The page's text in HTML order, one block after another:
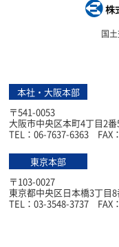
国
本社・大阪本部
〒541-0053
大阪市中央区本町4丁目2
TEL：06-7637-6363 FAX
東京本部
〒103-0027
東京都中央区日本橋3丁
TEL：03-3548-3737 FAX